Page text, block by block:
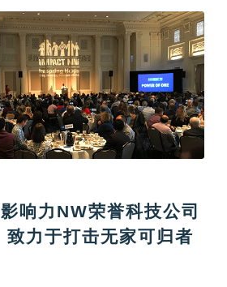
影响力NW荣誉科技公司
致力于打击无家可归者